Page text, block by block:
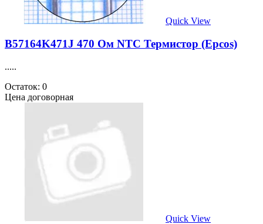
Quick View
B57164K471J 470 Ом NTC Термистор (Epcos)
.....
Остаток: 0
Цена договорная
Quick View